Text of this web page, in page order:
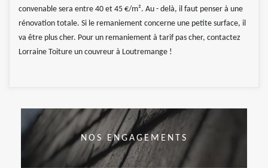
convenable sera entre 40 et 45 €/m². Au - delà, il faut penser à une
rénovation totale. Si le remaniement concerne une petite surface, il
va être plus cher. Pour un remaniement à tarif pas cher, contactez
Lorraine Toiture un couvreur à Loutremange !
NOS ENGAGEMENTS